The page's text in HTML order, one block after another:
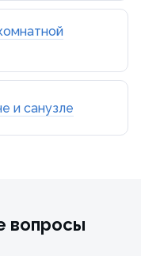
и санузле
вопросы